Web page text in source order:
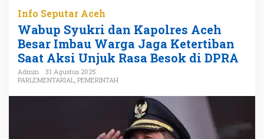
Info Seputar Aceh
Wabup Syukri dan Kapolres Aceh
Besar Imbau Warga Jaga Ketertiban
Saat Aksi Unjuk Rasa Besok di DPRA
Admin
31 Agustus 2025
PARLEMENTARIAL, PEMERINTAH